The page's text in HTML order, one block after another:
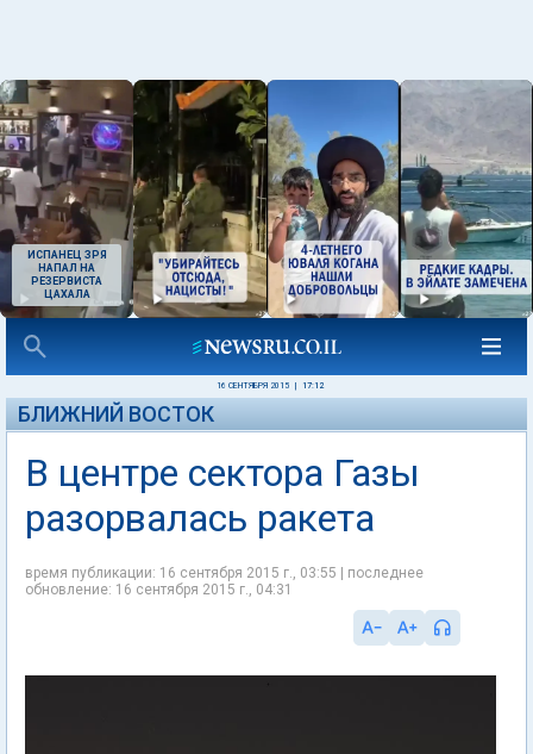
ИСПАНЕЦ ЗРЯ
НАПАЛ НА
РЕЗЕРВИСТА
ЦАХАЛА
16 СЕНТЯБРЯ 2015 17:12
БЛИЖНИЙ ВОСТОК
В центре сектора Газы
разорвалась ракета
время публикации: 16 сентября 2015 г., 03:55 | последнее
обновление: 16 сентября 2015 г., 04:31